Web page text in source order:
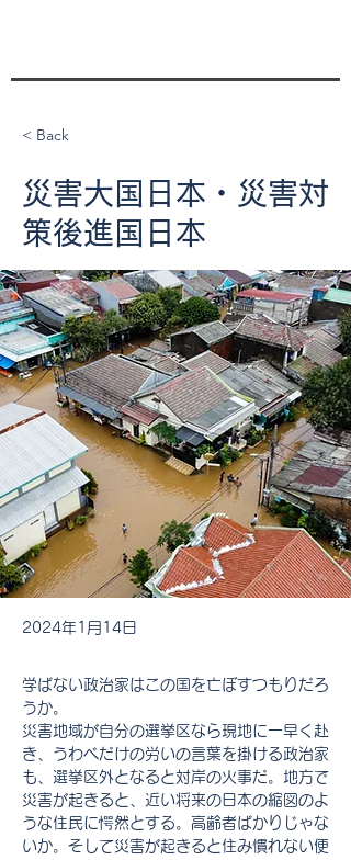
< Back
災害大国日本・災害対
策後進国日本
2024年1月14日
学ばない政治家はこの国を亡ぼすつもりだろ
うか。
災害地域が自分の選挙区なら現地に一早く赴
き、うわべだけの労いの言葉を掛ける政治家
も、選挙区外となると対岸の火事だ。地方で
災害が起きると、近い将来の日本の縮図のよ
うな住民に愕然とする。高齢者ばかりじゃな
いか。そして災害が起きると住み慣れない便